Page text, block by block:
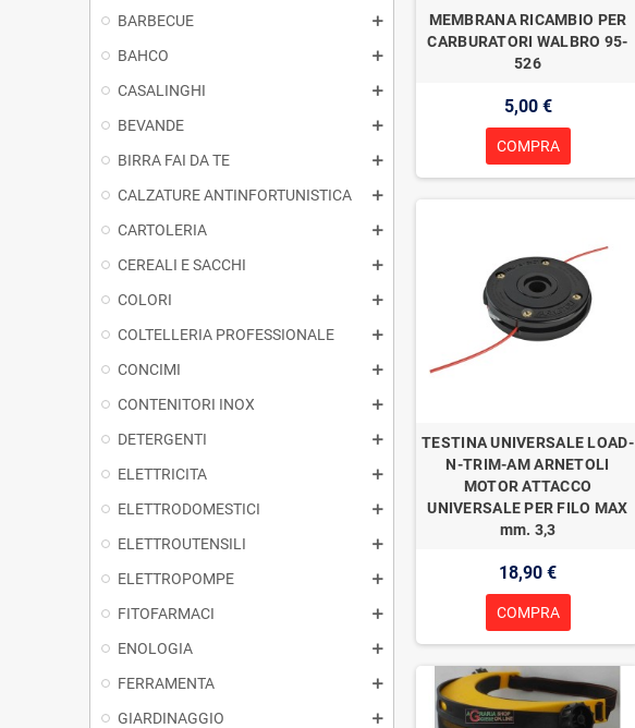
BARBECUE
BAHCO
CASALINGHI
BEVANDE
BIRRA FAI DA TE
CALZATURE ANTINFORTUNISTICA
CARTOLERIA
CEREALI E SACCHI
COLORI
COLTELLERIA PROFESSIONALE
CONCIMI
CONTENITORI INOX
DETERGENTI
ELETTRICITA
ELETTRODOMESTICI
ELETTROUTENSILI
ELETTROPOMPE
FITOFARMACI
ENOLOGIA
FERRAMENTA
GIARDINAGGIO
MEMBRANA RICAMBIO PER
CARBURATORI WALBRO 95-
526
5,00 €
COMPRA
TESTINA UNIVERSALE LOAD-
N-TRIM-AM ARNETOLI
MOTOR ATTACCO
UNIVERSALE PER FILO MAX
mm. 3,3
18,90 €
COMPRA